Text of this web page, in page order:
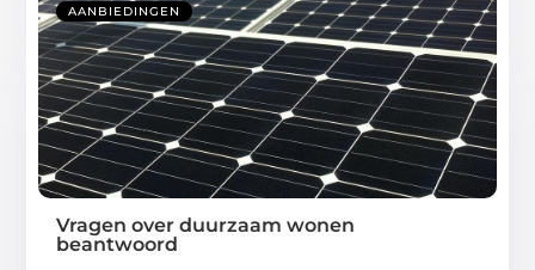
AANBIEDINGEN
Vragen over duurzaam wonen
beantwoord